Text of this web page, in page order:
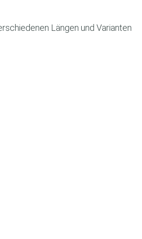
Längen und Varianten